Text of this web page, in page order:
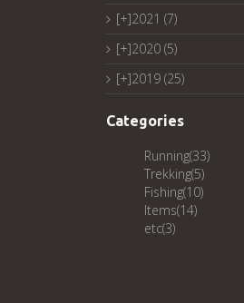
[+]2021 (7)
[+]2020 (5)
[+]2019 (25)
Categories
Running(33)
Trekking(5)
Fishing(10)
Items(14)
etc(3)